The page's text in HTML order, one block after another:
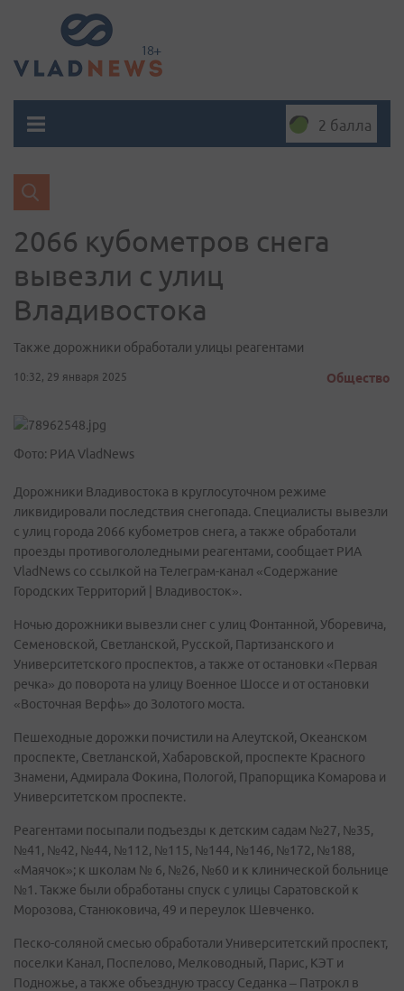
2 балла
2066 кубометров снега
вывезли с улиц
Владивостока
Также дорожники обработали улицы реагентами
10:32, 29 января 2025 Общество
Фото: РИА VladNews
Дорожники Владивостока в круглосуточном режиме
ликвидировали последствия снегопада. Специалисты вывезли
с улиц города 2066 кубометров снега, а также обработали
проезды противогололедными реагентами, сообщает РИА
VladNews со ссылкой на Телеграм-канал «Содержание
Городских Территорий | Владивосток».
Ночью дорожники вывезли снег с улиц Фонтанной, Уборевича,
Семеновской, Светланской, Русской, Партизанского и
Университетского проспектов, а также от остановки «Первая
речка» до поворота на улицу Военное Шоссе и от остановки
«Восточная Верфь» до Золотого моста.
Пешеходные дорожки почистили на Алеутской, Океанском
проспекте, Светланской, Хабаровской, проспекте Красного
Знамени, Адмирала Фокина, Пологой, Прапорщика Комарова и
Университетском проспекте.
Реагентами посыпали подъезды к детским садам №27, №35,
№41, №42, №44, №112, №115, №144, №146, №172, №188,
«Маячок»; к школам № 6, №26, №60 и к клинической больнице
№1. Также были обработаны спуск с улицы Саратовской к
Морозова, Станюковича, 49 и переулок Шевченко.
Песко-соляной смесью обработали Университетский проспект,
поселки Канал, Поспелово, Мелководный, Парис, КЭТ и
Подножье, а также объездную трассу Седанка – Патрокл в